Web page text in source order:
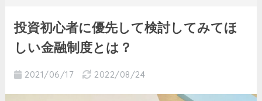
投資初心者に優先して検討してみてほ
しい金融制度とは？
2021/06/17 2022/08/24